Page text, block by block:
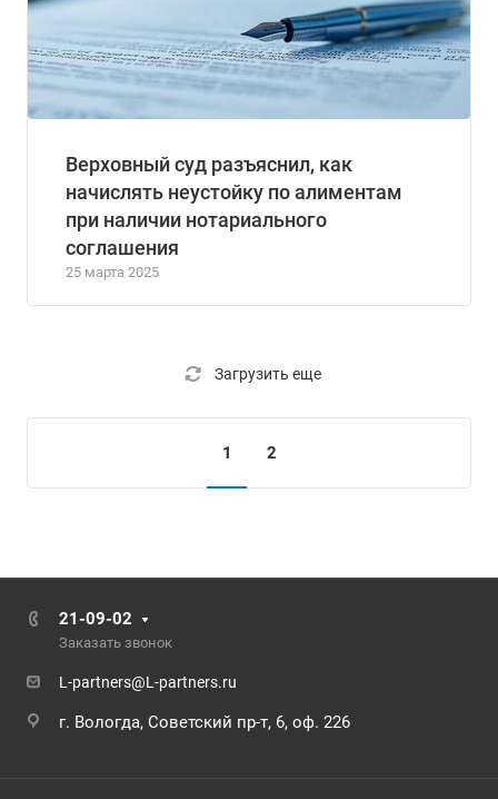
Верховный суд разъяснил, как
начислять неустойку по алиментам
при наличии нотариального
соглашения
25 марта 2025
Загрузить еще
1 2
21-09-02
Заказать звонок
L-partners@L-partners.ru
г. Вологда, Советский пр-т, 6, оф. 226